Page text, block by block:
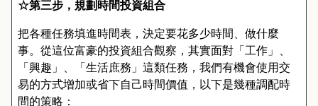
☆第三步，規劃時間投資組合
把各種任務填進時間表 ， 決定要花多少時間
做什麼
事。 從這位富豪的投資組合觀察 ， 其實面對 「 工作 」、
「 興趣 」、「 生活庶務 」 這類任務 ， 我們有機會使用交
易的方式增加或省下自己時間價值 ， 以下是幾種調配時
間的策略 ：